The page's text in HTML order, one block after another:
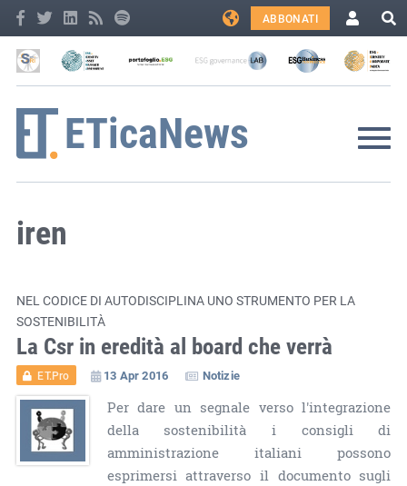
ABBONATI
iren
NEL CODICE DI AUTODISCIPLINA UNO STRUMENTO PER LA
SOSTENIBILITÀ
La Csr in eredità al board che verrà
ET.Pro 13 Apr 2016 Notizie
Per dare un segnale verso l'integrazione
della sostenibilità i consigli di
amministrazione italiani possono
esprimersi attraverso il documento sugli